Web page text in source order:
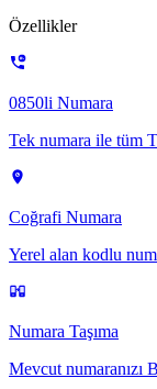
Özellikler
0850li Numara
Tek numara ile tüm
Coğrafi Numara
Yerel alan kodlu
Numara Taşıma
Mevcut numaranızı